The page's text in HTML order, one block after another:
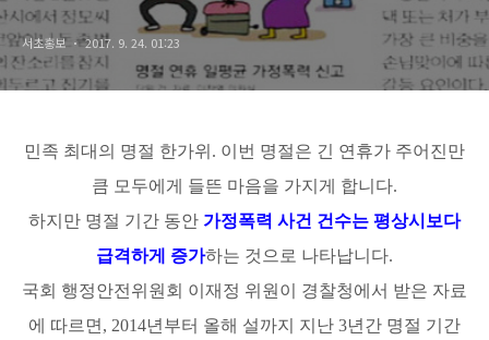
서초홍보 2017. 9. 24. 01:23
민족 최대의 명절 한가위. 이번 명절은 긴 연휴가 주어진만
큼 모두에게 들뜬 마음을 가지게 합니다.
하지만 명절 기간 동안 가정폭력 사건 건수는 평상시보다
급격하게 증가하는 것으로 나타납니다.
국회 행정안전위원회 이재정 위원이 경찰청에서 받은 자료
에 따르면, 2014년부터 올해 설까지 지난 3년간 명절 기간